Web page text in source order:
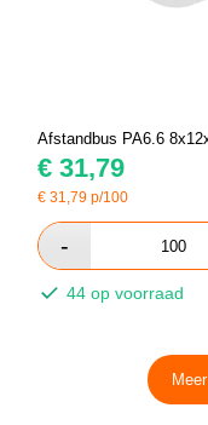
Afstandbus PA6.6
€ 31,79
€31,79 p/100
44 op voorraad